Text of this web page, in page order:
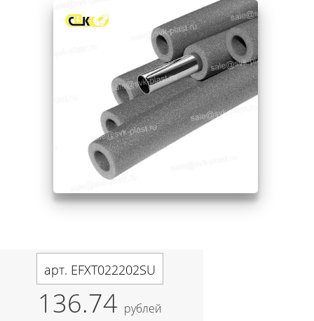
арт. EFXT022202SU
136.74 рублей